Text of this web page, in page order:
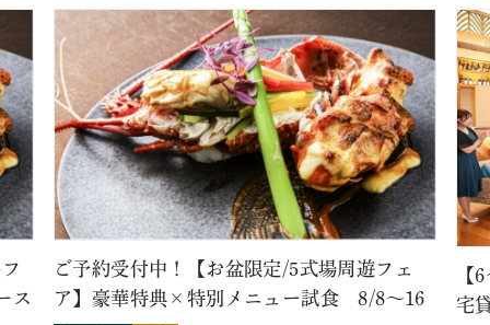
ス
ご予約受付中！【お盆限定/5式場周遊フェ
ア】豪華特典×特別メニュー試食 8/8～16
【
宅